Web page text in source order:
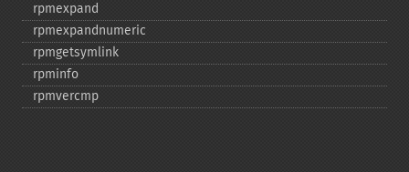
rpmexpand
rpmexpandnumeric
rpmgetsymlink
rpminfo
rpmvercmp